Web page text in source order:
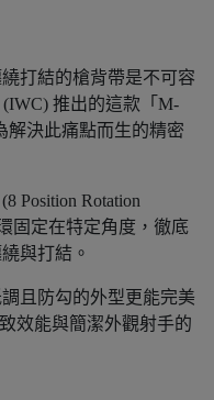
打結的槍背帶是不可容
(IWC) 推出的這款「M-
解決此痛點而生的精密
Position Rotation
固定在特定角度，徹底
與打結。
且防勾的外型更能完美
效能與簡潔外觀射手的